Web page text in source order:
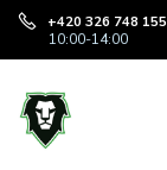
+420 326 748 155
10:00-14:00